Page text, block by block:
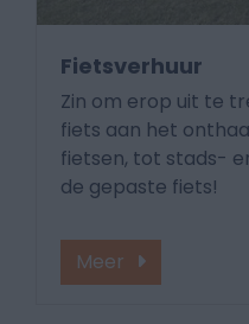
Fietsverhuur
Zin om erop uit te
fiets aan het
fietsen, tot stads-
de gepaste fiets!
Meer